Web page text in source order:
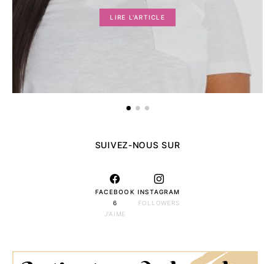
LIRE L'ARTICLE
SUIVEZ-NOUS SUR
FACEBOOK
6
J'AIME
INSTAGRAM
FOLLOWERS